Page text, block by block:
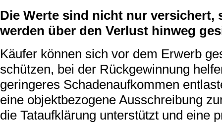
Die Werte sind nicht nur
werden über den Verlust hinweg
Käufer können sich vor dem Erwerb
schützen, bei der Rückgewinnung
geringeres Schadenaufkommen
eine objektbezogene Ausschreibung
die Tataufklärung unterstützt und eine